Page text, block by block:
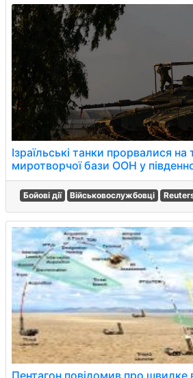
Ізраїльські танки прорвалися на
миротворчої бази ООН у
Бойові дії Військовослужбовці
Пентагон повідомив про швидке